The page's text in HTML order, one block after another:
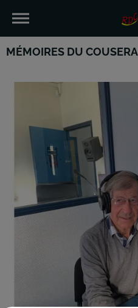
MÉMOIRES DU